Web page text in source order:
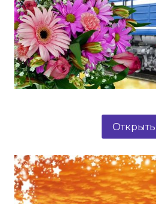
Открыть